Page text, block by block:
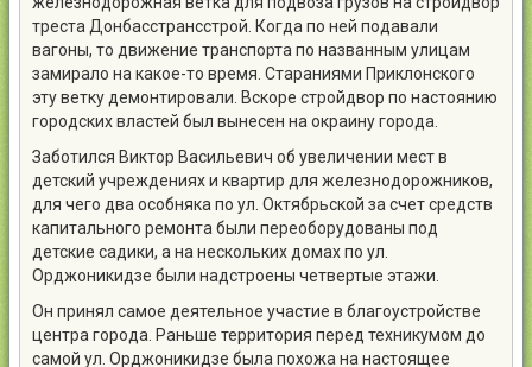
треста Донбасстрансстрой. Когда по ней подавали
вагоны, то движение транспорта по названным улицам
замирало на какое-то время. Стараниями Приклонского
эту ветку демонтировали. Вскоре стройдвор по настоянию
городских властей был вынесен на окраину города.
Заботился Виктор Васильевич об увеличении мест в
детский учреждениях и квартир для железнодорожников,
для чего два особняка по ул. Октябрьской за счет средств
капитального ремонта были переоборудованы под
детские садики, а на нескольких домах по ул.
Орджоникидзе были надстроены четвертые этажи.
Он принял самое деятельное участие в благоустройстве
центра города. Раньше территория перед техникумом до
самой ул. Орджоникидзе была похожа на настоящее